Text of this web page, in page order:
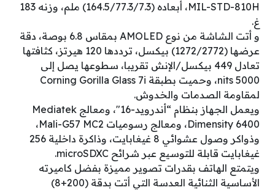
MIL-STD-810H، أبعاده (164.5/77.3/7.3) ملم، وزنه 183
غ.
و أتت الشاشة من نوع AMOLED بمقاس 6.8 بوصة، دقة
عرضها (1272/2772) بيكسل، ترددها 120 هيرتز، كثافتها
تعادل 449 بيكسل/الإنش تقريبا، سطوعها يصل إلى
5000 nits، وحميت بطبقة Corning Gorilla Glass 7i
لمقاومة الصدمات والخدوش.
ويعمل الجهاز بنظام “أندرويد-16″، ومعالج Mediatek
Dimensity 6400، ومعالج رسوميات Mali-G57 MC2،
وذواكر وصول عشوائي 8 غيغابايت، وذاكرة داخلية 256
غيغابايت قابلة للتوسيع عبر شرائح microSDXC.
ويتمتع الهاتف بقدرات تصوير مميزة بفضل كاميرته
الأساسية الثنائية العدسة التي أتت بدقة (200+8)